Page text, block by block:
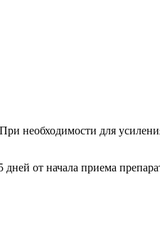
необходимости для
от начала приема